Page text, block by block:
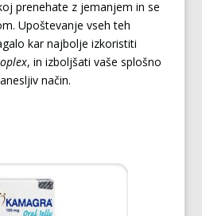
prenehate z jemanjem in se
Upoštevanje vseh teh
kar najbolje izkoristiti
, in izboljšati vaše splošno
način.